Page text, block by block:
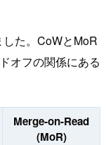
た。CoWとMoR
オフの関係にある
Merge-on-Read
(MoR)